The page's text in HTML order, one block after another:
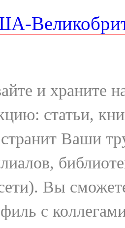
и храните
статьи,
Ваши
Вы
с